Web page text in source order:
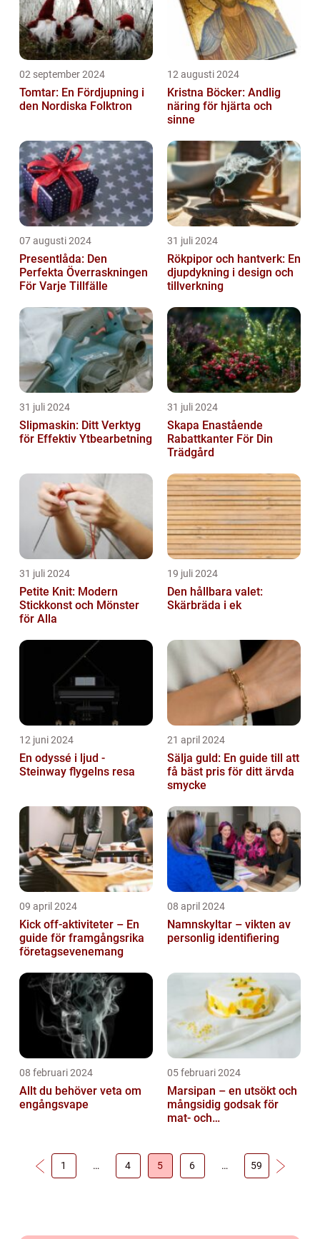
02 september 2024
Tomtar: En Fördjupning i
den Nordiska Folktron
12 augusti 2024
Kristna Böcker: Andlig
näring för hjärta och
sinne
07 augusti 2024
Presentlåda: Den
Perfekta Överraskningen
För Varje Tillfälle
31 juli 2024
Rökpipor och hantverk: En
djupdykning i design och
tillverkning
31 juli 2024
Slipmaskin: Ditt Verktyg
för Effektiv Ytbearbetning
31 juli 2024
Skapa Enastående
Rabattkanter För Din
Trädgård
31 juli 2024
Petite Knit: Modern
Stickkonst och Mönster
för Alla
19 juli 2024
Den hållbara valet:
Skärbräda i ek
12 juni 2024
En odyssé i ljud -
Steinway flygelns resa
21 april 2024
Sälja guld: En guide till att
få bäst pris för ditt ärvda
smycke
09 april 2024
Kick off-aktiviteter – En
guide för framgångsrika
företagsevenemang
08 april 2024
Namnskyltar – vikten av
personlig identifiering
08 februari 2024
Allt du behöver veta om
engångsvape
05 februari 2024
Marsipan – en utsökt och
mångsidig godsak för
mat- och
1 … 4 5 6 … 59